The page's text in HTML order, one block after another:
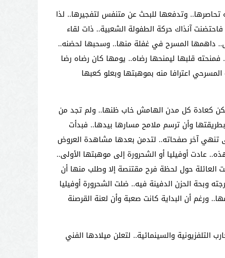
وتدفعها للبحث عن متنفس لتفجيرها.. لذا
آنذاك حركة الطفولة الشعبية.. ذات لقاء
داهمها المسرح في غفلة منها.. وسحبها لحضنه..
قلبها ليمنحها رضاه.. يومها كان رضاه رضا
اعترافا منه بموهبتها وبعلو كعبها
لكن كعادة كل مدن الهامش خاب ظنها.. ولم تجد من
وأن ترسم ملامح مسارها بيدها.. فبدأت
تنهي آخر صفحاته.. لتدمن بعدها مشاهدة العروض
عادت أوفيليا أو الشحرورة إلى موهبتها الأولى..
العائلة حول لحظة فرح مقتنصة إلا وطلب منها أن
وبحة الحزن الدفينة فيه.. ضلت الشحرورة أوفيليا
ورغم أن البداية كانت صعبة وأن لعنة القرصنة
والسينمائية.. لتعلن ميلادها الفني